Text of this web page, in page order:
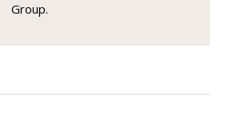
Group.